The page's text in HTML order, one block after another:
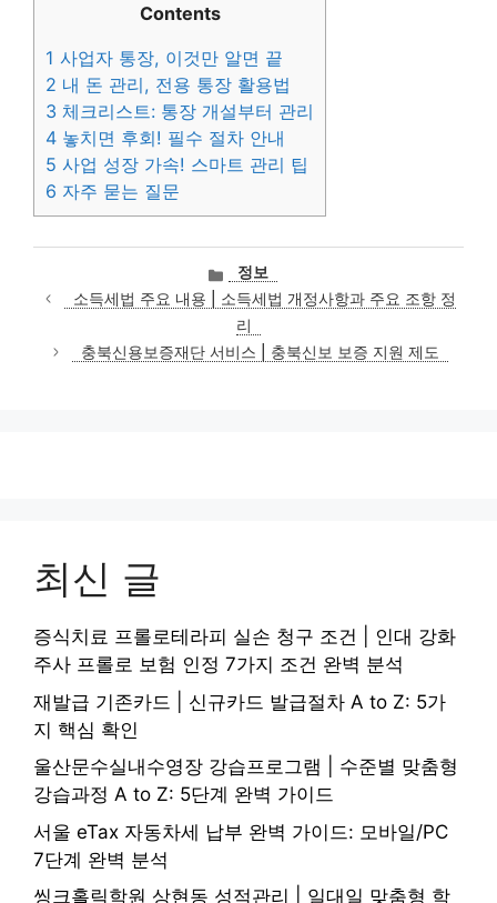
Contents
1 사업자 통장, 이것만 알면 끝
2 내 돈 관리, 전용 통장 활용법
3 체크리스트: 통장 개설부터 관리
4 놓치면 후회! 필수 절차 안내
5 사업 성장 가속! 스마트 관리 팁
6 자주 묻는 질문
카
테
고
리
정보
소득세법 주요 내용 | 소득세법 개정사항과 주요 조항 정
리
충북신용보증재단 서비스 | 충북신보 보증 지원 제도
최신 글
증식치료 프롤로테라피 실손 청구 조건 | 인대 강화
주사 프롤로 보험 인정 7가지 조건 완벽 분석
재발급 기존카드 | 신규카드 발급절차 A to Z: 5가
지 핵심 확인
울산문수실내수영장 강습프로그램 | 수준별 맞춤형
강습과정 A to Z: 5단계 완벽 가이드
서울 eTax 자동차세 납부 완벽 가이드: 모바일/PC
7단계 완벽 분석
씽크홀릭학원 상현동 성적관리 | 일대일 맞춤형 학